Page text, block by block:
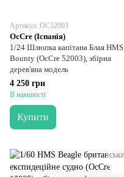
Артикул: OC52003
OcCre (Іспанія)
1/24 Шлюпка капітана Блая HMS
Bounty (OcCre 52003), збірна
дерев'яна модель
4 250 грн
В наявності
Купити